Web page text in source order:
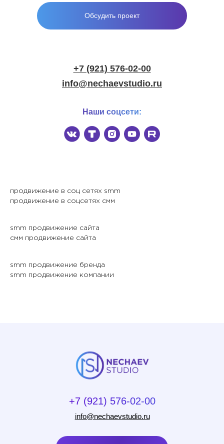
+7 (921) 576-02-00
info@nechaevstudio.ru
Обсудить проект
Наши соцсети:
продвижение в соц сетях smm
продвижение в соцсетях смм
smm продвижение сайта
смм продвижение сайта
smm продвижение бренда
smm продвижение компании